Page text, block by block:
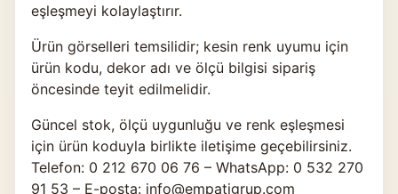
eşleşmeyi kolaylaştırır.
Ürün görselleri temsilidir; kesin renk uyumu için
ürün kodu, dekor adı ve ölçü bilgisi sipariş
öncesinde teyit edilmelidir.
Güncel stok, ölçü uygunluğu ve renk eşleşmesi
için ürün koduyla birlikte iletişime geçebilirsiniz.
Telefon: 0 212 670 06 76 – WhatsApp: 0 532 270
91 53 – E-posta: info@empatigrup.com